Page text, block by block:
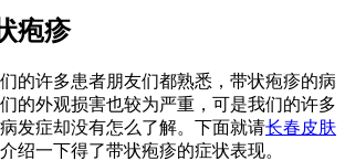
疱疹
的许多患者朋友们都熟悉，带状疱疹的病
的外观损害也较为严重，可是我们的许多
发症却没有怎么了解。下面就请长春皮肤
绍一下得了带状疱疹的症状表现。